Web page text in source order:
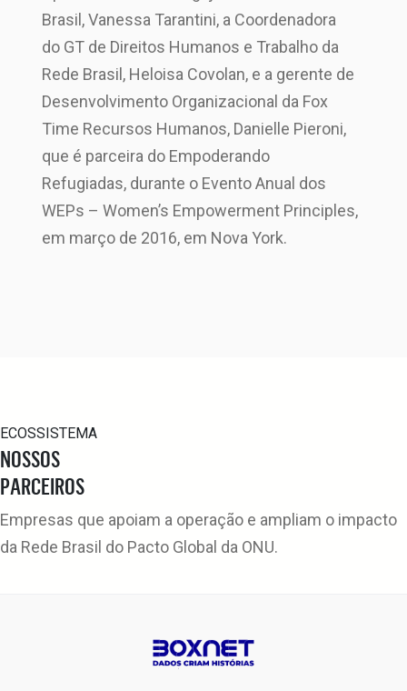
Brasil, Vanessa Tarantini, a Coordenadora
do GT de Direitos Humanos e Trabalho da
Rede Brasil, Heloisa Covolan, e a gerente de
Desenvolvimento Organizacional da Fox
Time Recursos Humanos, Danielle Pieroni,
que é parceira do Empoderando
Refugiadas, durante o Evento Anual dos
WEPs – Women’s Empowerment Principles,
em março de 2016, em Nova York.
ECOSSISTEMA
NOSSOS
PARCEIROS
Empresas que apoiam a operação e ampliam o impacto
da Rede Brasil do Pacto Global da ONU.